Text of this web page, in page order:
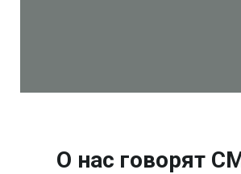
О нас говорят